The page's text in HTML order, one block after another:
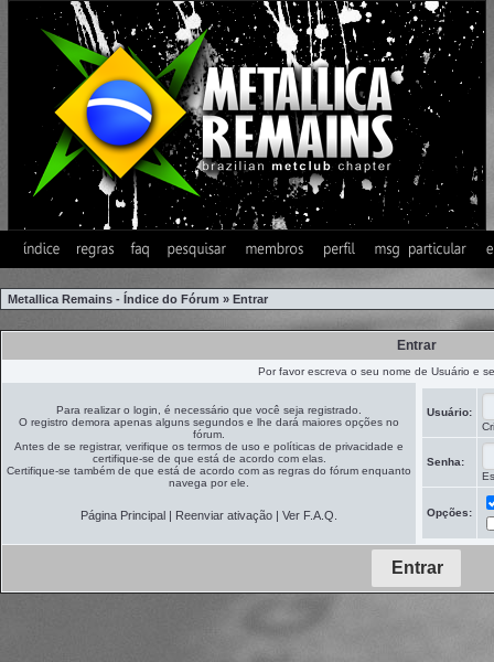
Metallica Remains - Índice do Fórum » Entrar
Entrar
Por favor escreva o seu nome de Usuário e
Para realizar o login, é necessário que você seja registrado.
O registro demora apenas alguns segundos e lhe dará maiores opções no
fórum.
Antes de se registrar, verifique os termos de uso e políticas de privacidade e
certifique-se de que está de acordo com elas.
Certifique-se também de que está de acordo com as regras do fórum enquanto
navega por ele.
Página Principal | Reenviar ativação | Ver F.A.Q.
Usuário:
Senha:
Opções: